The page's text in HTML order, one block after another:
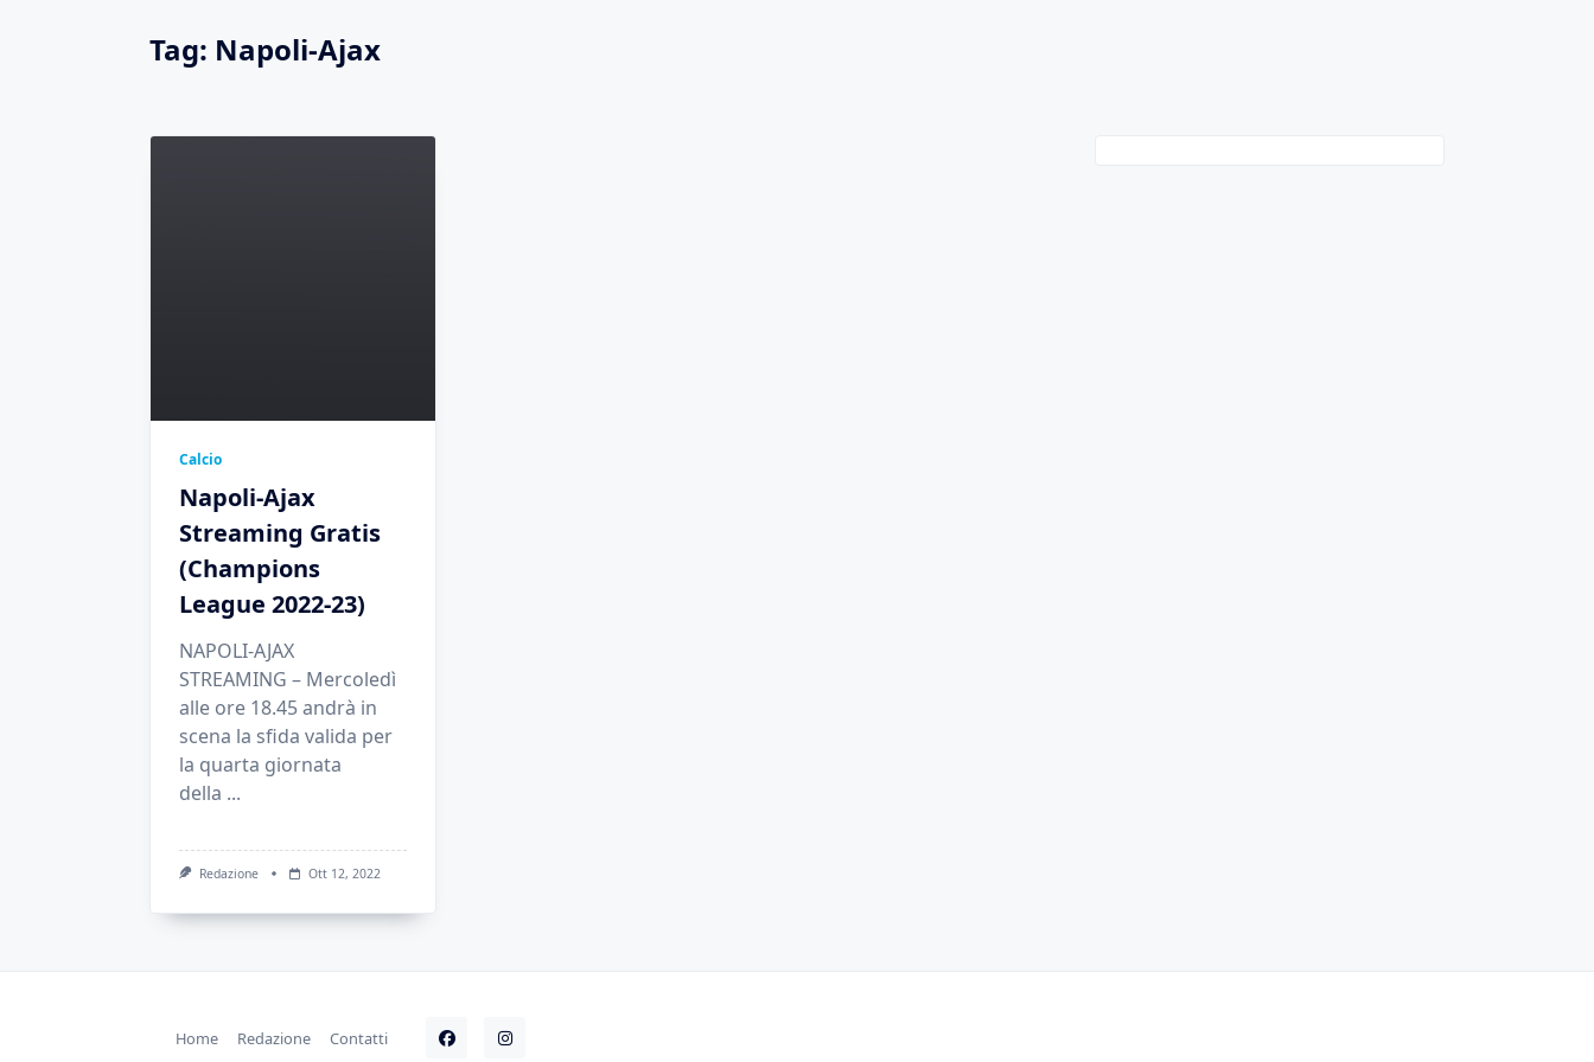
Tag: Napoli-Ajax
Calcio
Napoli-Ajax
Streaming Gratis
(Champions
League 2022-23)
NAPOLI-AJAX
STREAMING – Mercoledì
alle ore 18.45 andrà in
scena la sfida valida per
la quarta giornata
della ...
Redazione Ott 12, 2022
Home Redazione Contatti